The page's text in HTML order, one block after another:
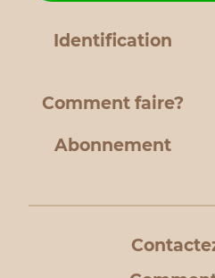
Identification
Comment faire?
Abonnement